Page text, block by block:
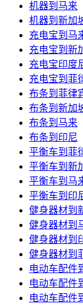
机器到马来
机器到新加
充电宝到马
充电宝到新
充电宝印度
充电宝到菲
布条到菲律
布条到新加
布条到马来
布条到印尼
平衡车到菲
平衡车到新
平衡车到马
平衡车到印
健身器材到
健身器材到
健身器材到
健身器材到
电动车配件
电动车配件
电动车配件